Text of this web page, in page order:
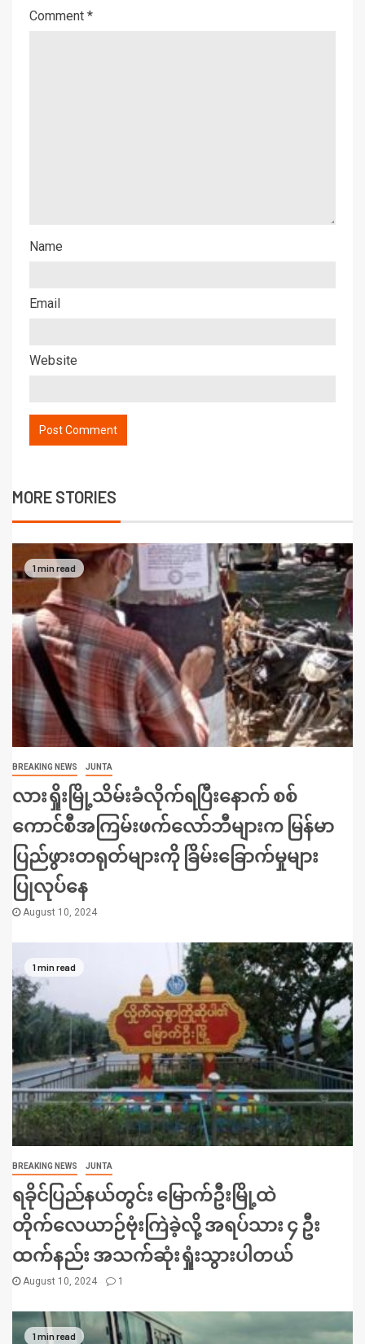
Comment *
Name
Email
Website
MORE STORIES
1 min read
BREAKING NEWS JUNTA
လားရှိုးမြို့သိမ်းခံလိုက်ရပြီးနောက် စစ်
ကောင်စီအကြမ်းဖက်လော်ဘီများက မြန်မာ
ပြည်ဖွားတရုတ်များကို ခြိမ်းခြောက်မှုများ
ပြုလုပ်နေ
August 10, 2024
1 min read
BREAKING NEWS JUNTA
ရခိုင်ပြည်နယ်တွင်း မြောက်ဦးမြို့ထဲ
တိုက်လေယာဉ်ဗုံးကြဲခဲ့လို့ အရပ်သား ၄ ဦး
ထက်နည်း အသက်ဆုံးရှုံးသွားပါတယ်
August 10, 2024 1
1 min read